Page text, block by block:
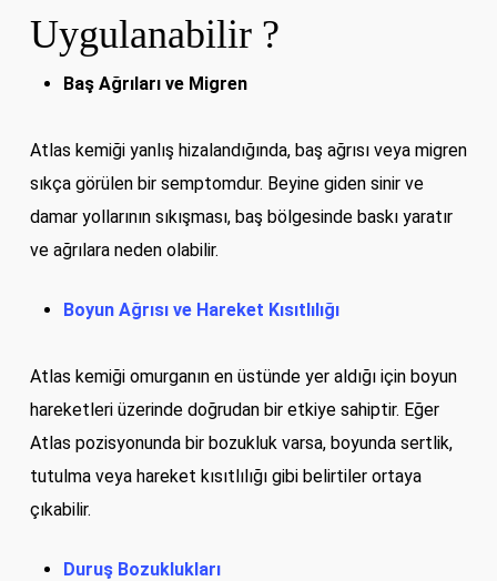
Uygulanabilir ?
Baş Ağrıları ve Migren
Atlas kemiği yanlış hizalandığında, baş ağrısı veya migren
sıkça görülen bir semptomdur. Beyine giden sinir ve
damar yollarının sıkışması, baş bölgesinde baskı yaratır
ve ağrılara neden olabilir.
Boyun Ağrısı ve Hareket Kısıtlılığı
Atlas kemiği omurganın en üstünde yer aldığı için boyun
hareketleri üzerinde doğrudan bir etkiye sahiptir. Eğer
Atlas pozisyonunda bir bozukluk varsa, boyunda sertlik,
tutulma veya hareket kısıtlılığı gibi belirtiler ortaya
çıkabilir.
Duruş Bozuklukları